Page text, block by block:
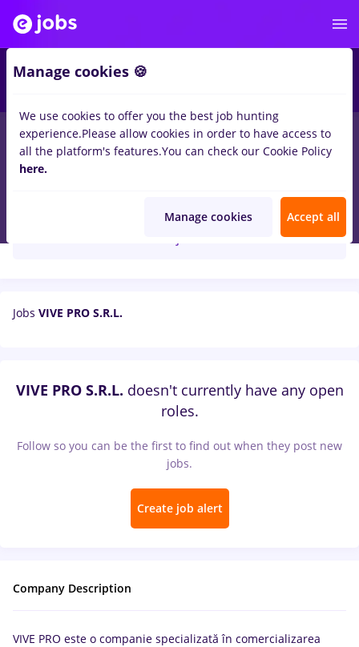
Jobs VIVE PRO S.R.L.
VIVE PRO S.R.L. doesn't currently have any open
roles.
Follow so you can be the first to find out when they post new
jobs.
Create job alert
Company Description
VIVE PRO este o companie specializată în comercializarea
Manage cookies 🍪
We use cookies to offer you the best job hunting
experience.Please allow cookies in order to have access to
all the platform's features.You can check our Cookie Policy
here.
Manage cookies Accept all